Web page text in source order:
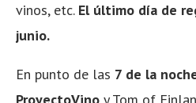
vinos, etc. El último día de
junio.
En punto de las 7 de la